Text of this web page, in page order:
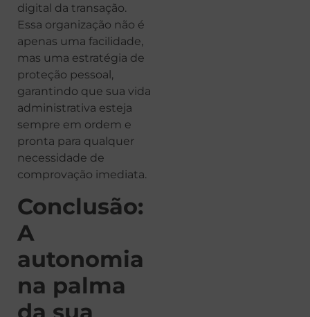
digital da transação.
Essa organização não é
apenas uma facilidade,
mas uma estratégia de
proteção pessoal,
garantindo que sua vida
administrativa esteja
sempre em ordem e
pronta para qualquer
necessidade de
comprovação imediata.
Conclusão:
A
autonomia
na palma